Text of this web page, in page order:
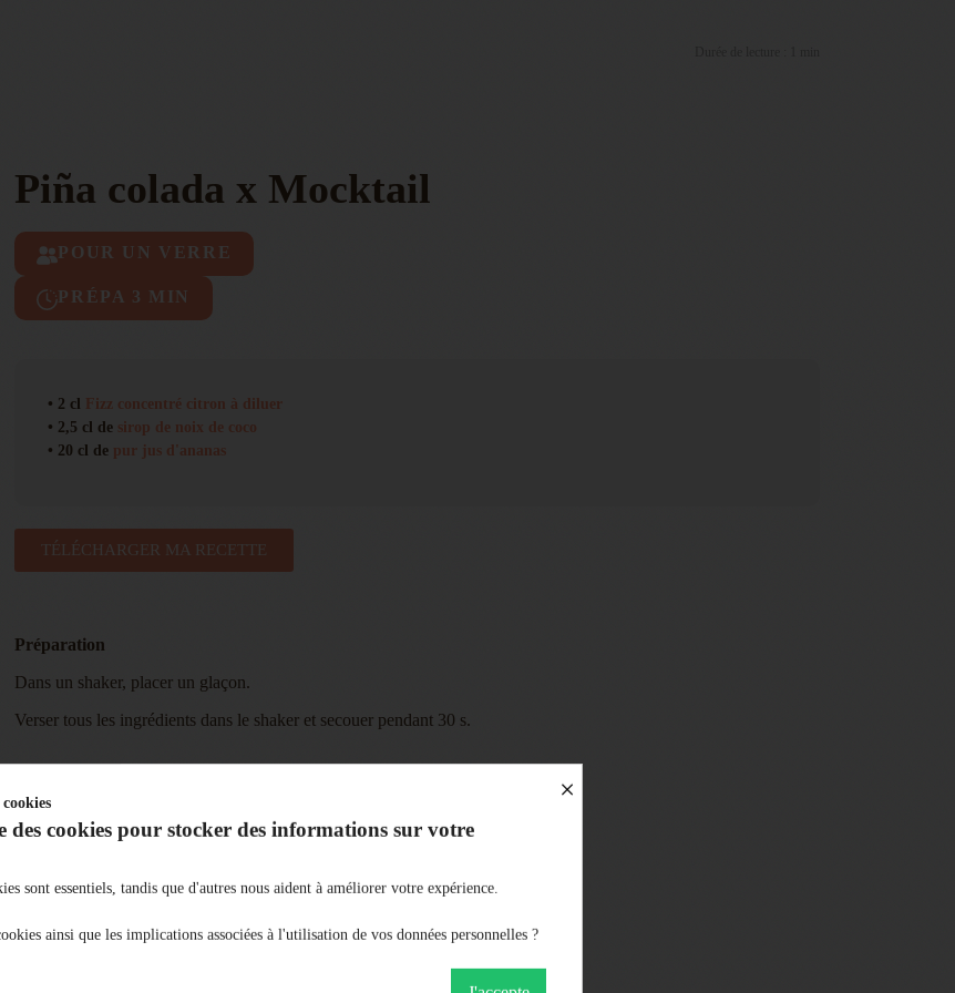
Piña colada x Mocktail
POUR UN VERRE
PRÉPA 3 MIN
• 2 cl
Fizz concentré citron à diluer
• 2,5 cl de sirop de noix de coco
• 20 cl de pur jus d'ananas
TÉLÉCHARGER MA RECETTE
Préparation
Dans un shaker, placer un glaçon.
Verser tous les ingrédients dans le shaker et secouer pendant 30 s.
Le dressage
Servir dans un grand verre avec beaucoup de glace.
×
des cookies pour stocker des informations sur votre
sont essentiels, tandis que d'autres nous aident à améliorer votre expérience.
ainsi que les implications associées à l'utilisation de vos données personnelles ?